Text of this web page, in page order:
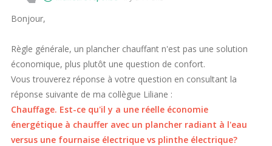
Bonjour,
Règle générale, un plancher chauffant n'est pas une solution
économique, plus plutôt une question de confort.
Vous trouverez réponse à votre question en consultant la
réponse suivante de ma collègue Liliane :
Chauffage. Est-ce qu'il y a une réelle économie
énergétique à chauffer avec un plancher radiant à l'eau
versus une fournaise électrique vs plinthe électrique?